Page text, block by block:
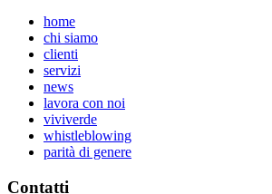
home
chi siamo
clienti
servizi
news
lavora con noi
viviverde
whistleblowing
parità di genere
Contatti